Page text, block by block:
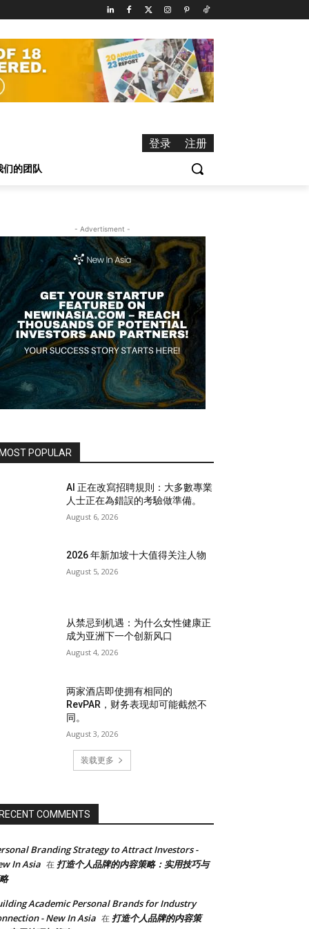
登录
注册
们的团队
- Advertisment -
MOST POPULAR
AI 正在改寫招聘規則：大多數專業
人士正在為錯誤的考驗做準備。
August 6, 2026
2026 年新加坡十大值得关注人物
August 5, 2026
从禁忌到机遇：为什么女性健康正
成为亚洲下一个创新风口
August 4, 2026
两家酒店即使拥有相同的
RevPAR，财务表现却可能截然不
同。
August 3, 2026
装载更多
COMMENTS
Branding Strategy to Attract Investors -
In Asia 在 打造个人品牌的内容策略：实用技巧与
Academic Personal Brands for Industry
- New In Asia 在 打造个人品牌的内容策